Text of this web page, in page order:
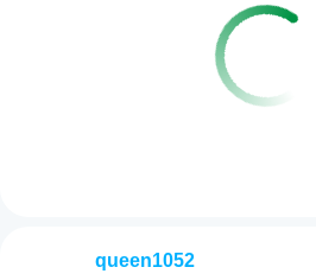
queen1052